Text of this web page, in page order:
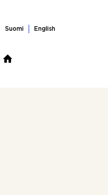
content
Suomi English